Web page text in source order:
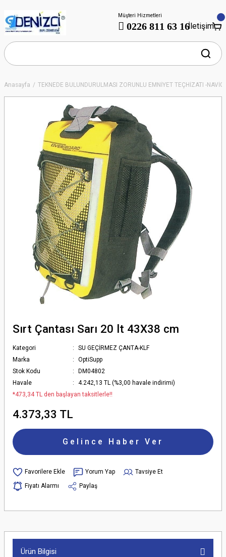
Müşteri Hizmetleri
0226 811 63 16İletişim
Anasayfa TEKNEDE BULUNDURULMASI ZORUNLU EMNİYET TEÇHİZATI -
Sırt Çantası Sarı 20 lt 43X38 cm
Kategori
SU GEÇİRMEZ ÇANTA-KLF
Marka
OptiSupp
Stok Kodu
DM04802
Havale
4.242,13 TL (%3,00 havale indirimi)
*473,34 TL den başlayan taksitlerle!!
4.373,33 TL
Gelince Haber Ver
Yorum Yap
Tavsiye Et
Fiyatı Alarmı
Paylaş
Ürün Bilgisi